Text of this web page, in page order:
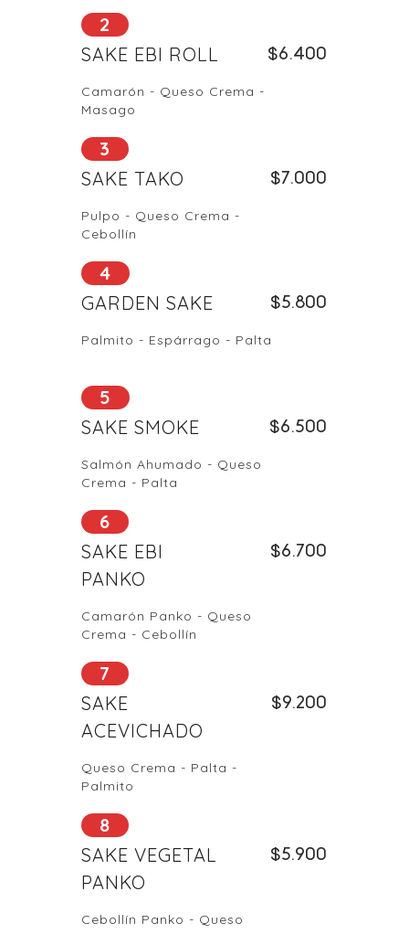
2
SAKE EBI ROLL
$6.400
Camarón - Queso Crema -
Masago
3
SAKE TAKO
$7.000
Pulpo - Queso Crema -
Cebollín
4
GARDEN SAKE
$5.800
Palmito - Espárrago - Palta
5
SAKE SMOKE
$6.500
Salmón Ahumado - Queso
Crema - Palta
6
SAKE EBI
PANKO
$6.700
Camarón Panko - Queso
Crema - Cebollín
7
SAKE
ACEVICHADO
$9.200
Queso Crema - Palta -
Palmito
8
SAKE VEGETAL
PANKO
$5.900
Cebollín Panko - Queso